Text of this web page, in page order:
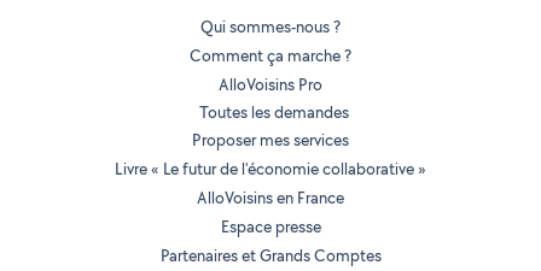
Qui sommes-nous ?
Comment ça marche ?
AlloVoisins Pro
Toutes les demandes
Proposer mes services
Livre « Le futur de l'économie collaborative »
AlloVoisins en France
Espace presse
Partenaires et Grands Comptes